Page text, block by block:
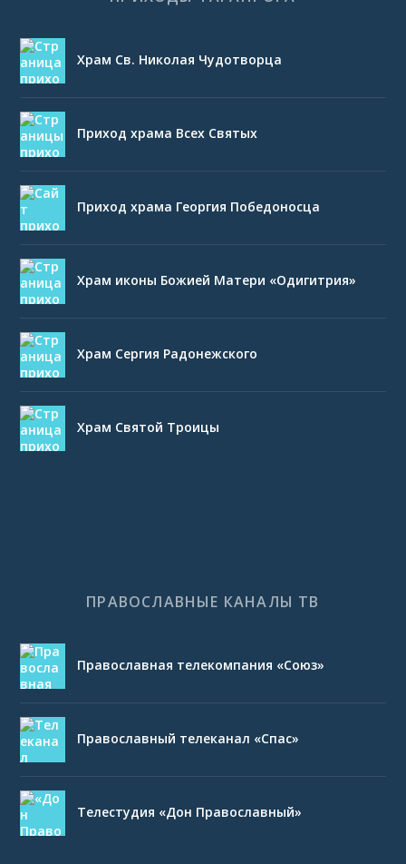
Храм Св. Николая Чудотворца
Приход храма Всех Святых
Приход храма Георгия Победоносца
Храм иконы Божией Матери «Одигитрия»
Храм Сергия Радонежского
Храм Святой Троицы
ПРАВОСЛАВНЫЕ КАНАЛЫ ТВ
Православная телекомпания «Союз»
Православный телеканал «Спас»
Телестудия «Дон Православный»